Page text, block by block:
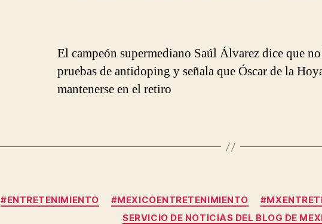
El campeón supermediano Saúl Álvarez dice que
pruebas de antidoping y señala que Óscar de la
mantenerse en el retiro
Categories
#ENTRETENIMIENTO #MEXICOENTRETENIMIENTO
SERVICIO DE NOTICIAS DEL BLOG DE